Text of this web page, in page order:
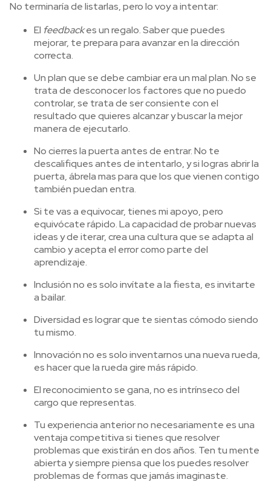
No terminaría de listarlas, pero lo voy a intentar:
El feedbackes un regalo. Saber que puedes
mejorar, te prepara para avanzar en la dirección
correcta.
Un plan que se debe cambiar era un mal plan. No se
trata de desconocer los factores que no puedo
controlar, se trata de ser consiente con el
resultado que quieres alcanzar y buscar la mejor
manera de ejecutarlo.
No cierres la puerta antes de entrar. No te
descalifiques antes de intentarlo, y si logras abrir la
puerta, ábrela mas para que los que vienen contigo
también puedan entra.
Si te vas a equivocar, tienes mi apoyo, pero
equivócate rápido. La capacidad de probar nuevas
ideas y de iterar, crea una cultura que se adapta al
cambio y acepta el error como parte del
aprendizaje.
Inclusión no es solo invítate a la fiesta, es invitarte
a bailar.
Diversidad es lograr que te sientas cómodo siendo
tu mismo.
Innovación no es solo inventarnos una nueva rueda,
es hacer que la rueda gire más rápido.
El reconocimiento se gana, no es intrínseco del
cargo que representas.
Tu experiencia anterior no necesariamente es una
ventaja competitiva si tienes que resolver
problemas que existirán en dos años. Ten tu mente
abierta y siempre piensa que los puedes resolver
problemas de formas que jamás imaginaste.